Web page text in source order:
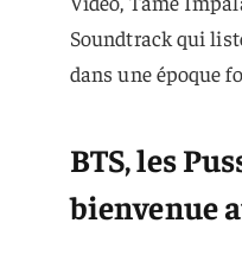
Soundtrack qui
dans une époque
BTS, les
bienvenue